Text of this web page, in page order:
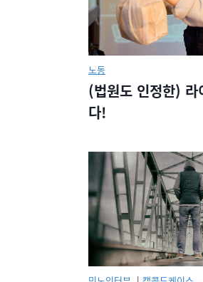
노동
(법원도 인정한) 라
다!